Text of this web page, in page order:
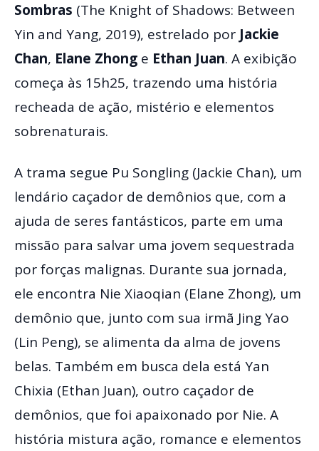
Sombras (The Knight of Shadows: Between
Yin and Yang, 2019), estrelado por Jackie
Chan, Elane Zhong e Ethan Juan. A exibição
começa às 15h25, trazendo uma história
recheada de ação, mistério e elementos
sobrenaturais.
A trama segue Pu Songling (Jackie Chan), um
lendário caçador de demônios que, com a
ajuda de seres fantásticos, parte em uma
missão para salvar uma jovem sequestrada
por forças malignas. Durante sua jornada,
ele encontra Nie Xiaoqian (Elane Zhong), um
demônio que, junto com sua irmã Jing Yao
(Lin Peng), se alimenta da alma de jovens
belas. Também em busca dela está Yan
Chixia (Ethan Juan), outro caçador de
demônios, que foi apaixonado por Nie. A
história mistura ação, romance e elementos